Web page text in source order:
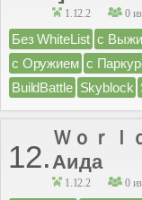
1.12.2 0
Без WhiteList с
с Оружием с
BuildBattle Skyblock
12.
Ｗｏｒｌ
Аида
1.12.2 0